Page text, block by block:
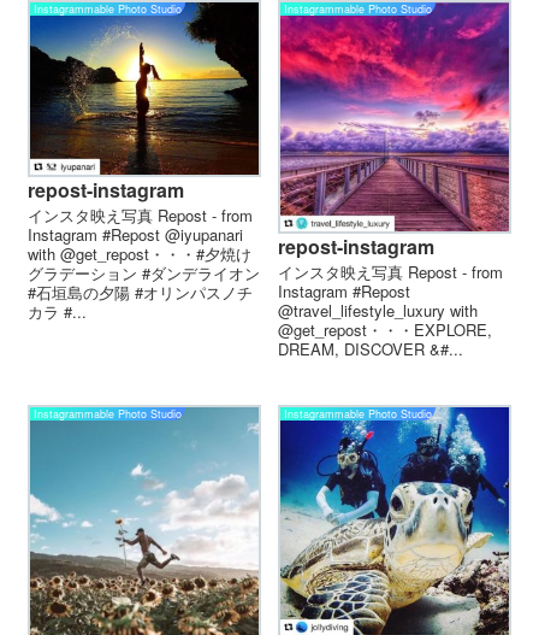
Instagrammable Photo Studio
repost-instagram
インスタ映え写真 Repost - from
Instagram #Repost @iyupanari
with @get_repost・・・#夕焼け
グラデーション #ダンデライオン
#石垣島の夕陽 #オリンパスノチ
カラ #...
Instagrammable Photo Studio
repost-instagram
インスタ映え写真 Repost - from
Instagram #Repost
@travel_lifestyle_luxury with
@get_repost・・・EXPLORE,
DREAM, DISCOVER &#...
Instagrammable Photo Studio Instagrammable Photo Studio